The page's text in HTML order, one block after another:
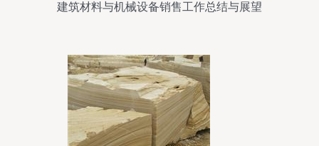
建筑材料与机械设备销售工作总结与展望